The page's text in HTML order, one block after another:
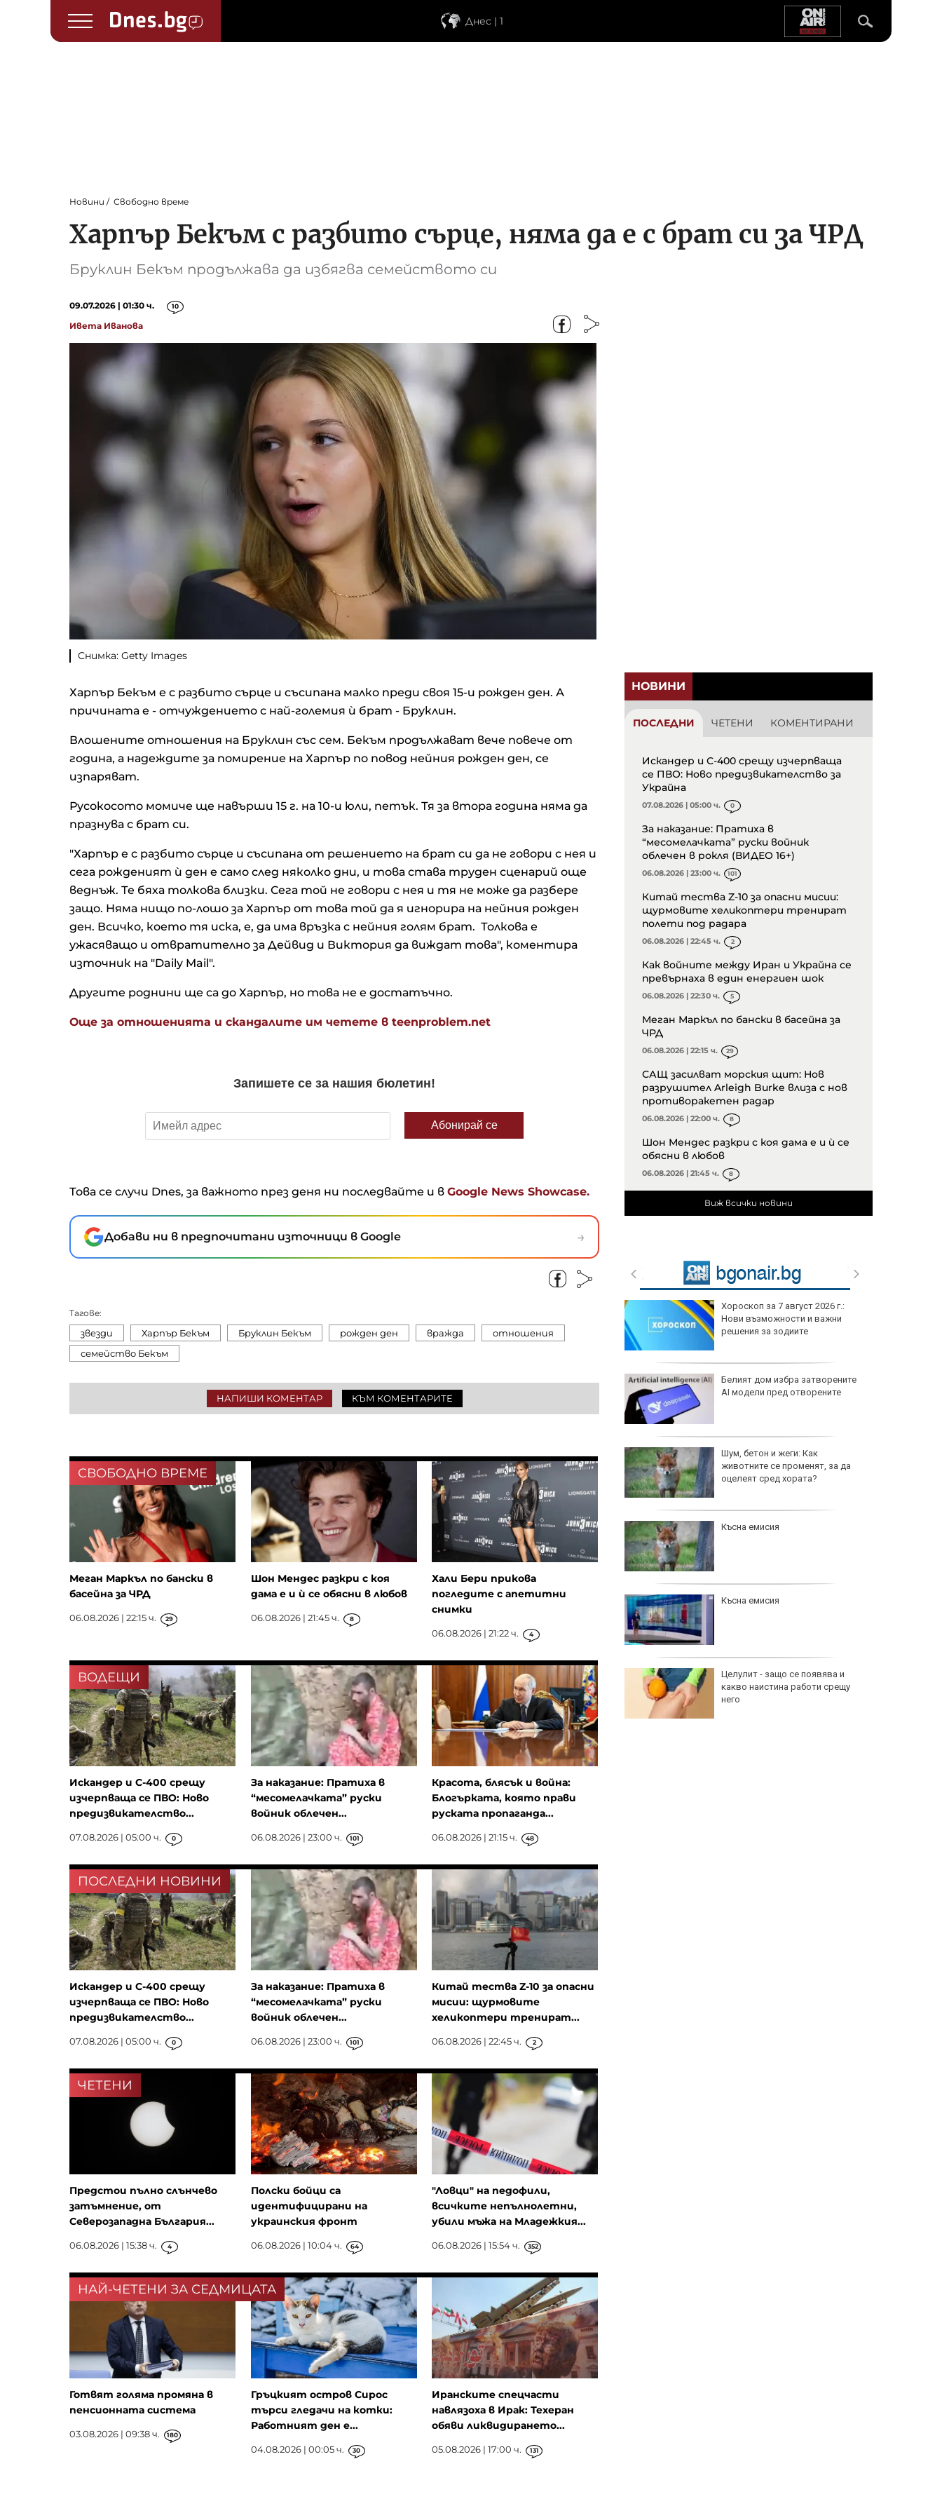
Днес | 1
Новини Свободно време
Харпър Бекъм с разбито сърце, няма да е с брат си за ЧРД
Бруклин Бекъм продължава да избягва семейството си
09.07.2026 | 01:30 ч. 10
Ивета Иванова
Снимка: Getty Images
Харпър Бекъм е с разбито сърце и съсипана малко преди своя 15-и рожден ден. А
причината е - отчуждението с най-големия ѝ брат - Бруклин.
Влошените отношения на Бруклин със сем. Бекъм продължават вече повече от
година, а надеждите за помирение на Харпър по повод нейния рожден ден, се
изпаряват.
Русокосото момиче ще навърши 15 г. на 10-и юли, петък. Тя за втора година няма да
празнува с брат си.
"Харпър е с разбито сърце и съсипана от решението на брат си да не говори с нея и
сега рожденият ѝ ден е само след няколко дни, и това става труден сценарий още
веднъж. Те бяха толкова близки. Сега той не говори с нея и тя не може да разбере
защо. Няма нищо по-лошо за Харпър от това той да я игнорира на нейния рожден
ден. Всичко, което тя иска, е, да има връзка с нейния голям брат. Толкова е
ужасяващо и отвратително за Дейвид и Виктория да виждат това", коментира
източник на "Daily Mail".
Другите роднини ще са до Харпър, но това не е достатъчно.
Още за отношенията и скандалите им четете в teenproblem.net
Това се случи Dnes, за важното през деня ни последвайте и в Google News Showcase.
Добави ни в предпочитани източници в Google →
Тагове:
звезди Харпър Бекъм Бруклин Бекъм рожден ден вражда
отношения
семейство Бекъм
НАПИШИ КОМЕНТАР КЪМ КОМЕНТАРИТЕ
НОВИНИ
ПОСЛЕДНИ ЧЕТЕНИ КОМЕНТИРАНИ
Искандер и С-400 срещу изчерпваща
се ПВО: Ново предизвикателство за
Украйна
07.08.2026 | 05:00 ч. 0
За наказание: Пратиха в
“месомелачката” руски войник
облечен в рокля (ВИДЕО 16+)
06.08.2026 | 23:00 ч. 101
Китай тества Z-10 за опасни мисии:
щурмовите хеликоптери тренират
полети под радара
06.08.2026 | 22:45 ч. 2
Как войните между Иран и Украйна се
превърнаха в един енергиен шок
06.08.2026 | 22:30 ч. 5
Меган Маркъл по бански в басейна за
ЧРД
06.08.2026 | 22:15 ч. 29
САЩ засилват морския щит: Нов
разрушител Arleigh Burke влиза с нов
противоракетен радар
06.08.2026 | 22:00 ч. 8
Шон Мендес разкри с коя дама е и ѝ се
обясни в любов
06.08.2026 | 21:45 ч. 8
Виж всички новини
са в отстъпление, петролът
отново се устреми нагоре
финансови резултати през
първото полугодие
В Европа работят над 10 хил.
пивоварни, в България те са 42
Пазарният регулатор на ЕС ще
оценява управлението на риска
RWE се отказва от проектите си
за морски вятърни паркове в
САЩ
Хороскоп за 7 август 2026 г.:
Нови възможности и важни
решения за зодиите
Белият дом избра затворените
AI модели пред отворените
Шум, бетон и жеги: Как
животните се променят, за да
оцелеят сред хората?
Късна емисия
Късна емисия
Целулит - защо се появява и
какво наистина работи срещу
него
СВОБОДНО ВРЕМЕ
Меган Маркъл по бански в
басейна за ЧРД
06.08.2026 | 22:15 ч. 29
Шон Мендес разкри с коя
дама е и ѝ се обясни в любов
06.08.2026 | 21:45 ч. 8
Хали Бери прикова
погледите с апетитни
снимки
06.08.2026 | 21:22 ч. 4
ВОДЕЩИ
Искандер и С-400 срещу
изчерпваща се ПВО: Ново
предизвикателство...
07.08.2026 | 05:00 ч. 0
За наказание: Пратиха в
“месомелачката” руски
войник облечен...
06.08.2026 | 23:00 ч. 101
Красота, блясък и война:
Блогърката, която прави
руската пропаганда...
06.08.2026 | 21:15 ч. 48
ПОСЛЕДНИ НОВИНИ
Искандер и С-400 срещу
изчерпваща се ПВО: Ново
предизвикателство...
07.08.2026 | 05:00 ч. 0
За наказание: Пратиха в
“месомелачката” руски
войник облечен...
06.08.2026 | 23:00 ч. 101
Китай тества Z-10 за опасни
мисии: щурмовите
хеликоптери тренират...
06.08.2026 | 22:45 ч. 2
ЧЕТЕНИ
Предстои пълно слънчево
затъмнение, от
Северозападна България...
06.08.2026 | 15:38 ч. 4
Полски бойци са
идентифицирани на
украинския фронт
06.08.2026 | 10:04 ч. 64
"Ловци" на педофили,
всичките непълнолетни,
убили мъжа на Младежкия...
06.08.2026 | 15:54 ч. 352
НАЙ-ЧЕТЕНИ ЗА СЕДМИЦАТА
Готвят голяма промяна в
пенсионната система
03.08.2026 | 09:38 ч. 180
Гръцкият остров Сирос
търси гледачи на котки:
Работният ден е...
04.08.2026 | 00:05 ч. 30
Иранските спецчасти
навлязоха в Ирак: Техеран
обяви ликвидирането...
05.08.2026 | 17:00 ч. 131